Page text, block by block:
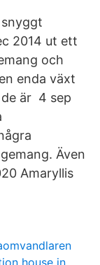
2014 ut ett
och
enda växt
är 4 sep
Även
Amaryllis
house in